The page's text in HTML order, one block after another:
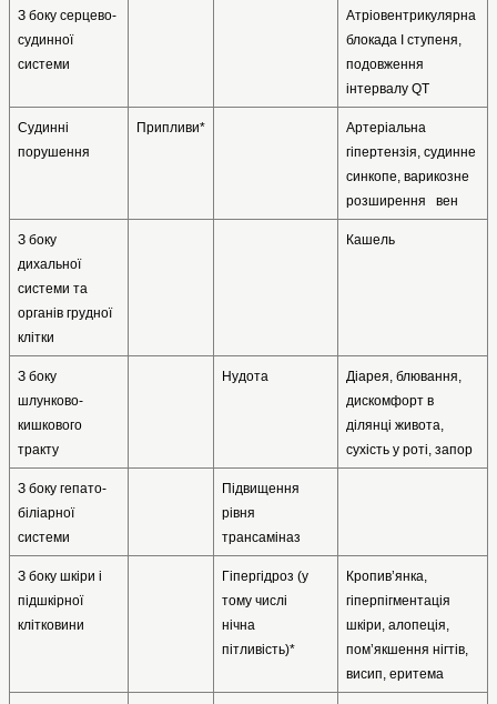
З боку серцево-
судинної
системи
Атріовентрикулярна
блокада І ступеня,
подовження
інтервалу QT
Судинні
порушення
Припливи*
Артеріальна
гіпертензія, судинне
синкопе, варикозне
розширення   вен
З боку
дихальної
системи та
органів грудної
клітки
Кашель
З боку
шлунково-
кишкового
тракту
Нудота
Діарея, блювання,
дискомфорт в
ділянці живота,
сухість у роті, запор
З боку гепато-
біліарної
системи
Підвищення
рівня
трансаміназ
З боку шкіри і
підшкірної
клітковини
Гіпергідроз (у
тому числі
нічна
пітливість)*
Кропив’янка,
гіперпігментація
шкіри, алопеція,
пом’якшення нігтів,
висип, еритема